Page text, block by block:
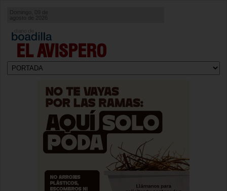
EL AVISPERO
Domingo, 09 de
agosto de 2026